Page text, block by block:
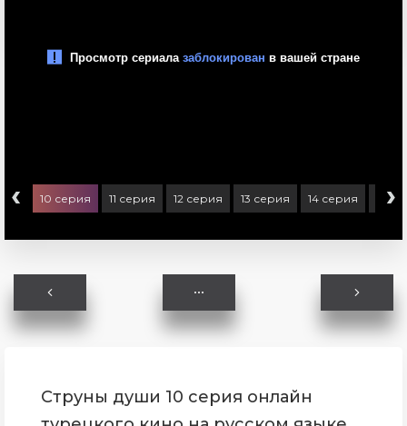
‹ 10 серия 11 серия 12 серия 13 серия 14 серия 15
›
Струны души 10 серия онлайн